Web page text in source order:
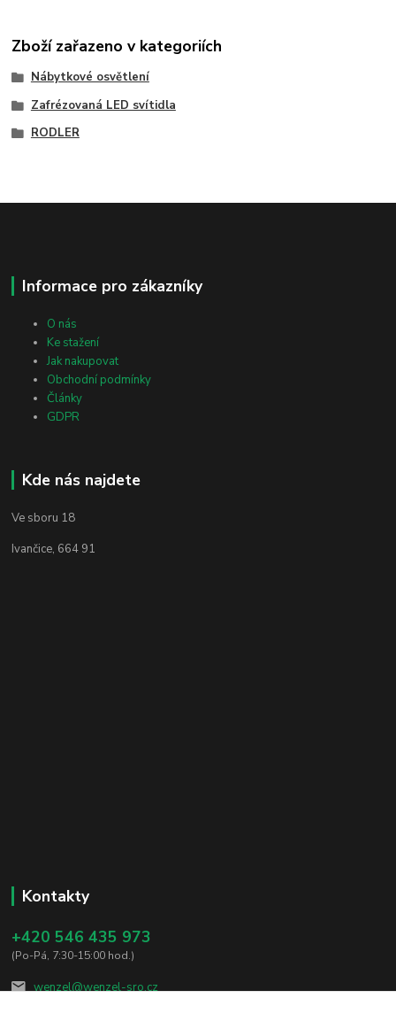
Zboží zařazeno v kategoriích
Nábytkové osvětlení
Zafrézovaná LED svítidla
RODLER
Informace pro zákazníky
O nás
Ke stažení
Jak nakupovat
Obchodní podmínky
Články
GDPR
Kde nás najdete
Ve sboru 18
Ivančice, 664 91
Kontakty
+420 546 435 973
(Po-Pá, 7:30-15:00 hod.)
wenzel@wenzel-sro.cz